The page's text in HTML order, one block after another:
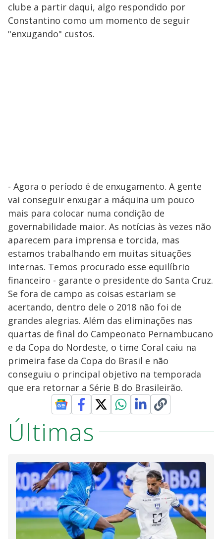
clube a partir daqui, algo respondido por
Constantino como um momento de seguir
"enxugando" custos.
- Agora o período é de enxugamento. A gente
vai conseguir enxugar a máquina um pouco
mais para colocar numa condição de
governabilidade maior. As notícias às vezes não
aparecem para imprensa e torcida, mas
estamos trabalhando em muitas situações
internas. Temos procurado esse equilíbrio
financeiro - garante o presidente do Santa Cruz.
Se fora de campo as coisas estariam se
acertando, dentro dele o 2018 não foi de
grandes alegrias. Além das eliminações nas
quartas de final do Campeonato Pernambucano
e da Copa do Nordeste, o time Coral caiu na
primeira fase da Copa do Brasil e não
conseguiu o principal objetivo na temporada
que era retornar a Série B do Brasileirão.
Últimas